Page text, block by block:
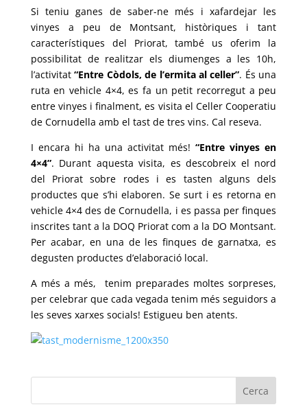
Si teniu ganes de saber-ne més i xafardejar les
vinyes a peu de Montsant, històriques i tant
característiques del Priorat, també us oferim la
possibilitat de realitzar els diumenges a les 10h,
l’activitat“Entre Còdols, de l’ermita al celler”. És una
ruta en vehicle 4×4, es fa un petit recorregut a peu
entre vinyes i finalment, es visita el Celler Cooperatiu
de Cornudella amb el tast de tres vins. Cal reseva.
I encara hi ha una activitat més!“Entre vinyes en
4×4”. Durant aquesta visita, es descobreix el nord
del Priorat sobre rodes i es tasten alguns dels
productes que s’hi elaboren. Se surt i es retorna en
vehicle 4×4 des de Cornudella, i es passa per finques
inscrites tant a la DOQ Priorat com a la DO Montsant.
Per acabar, en una de les finques de garnatxa, es
degusten productes d’elaboració local.
A més a més, tenim preparades moltes sorpreses,
per celebrar que cada vegada tenim més seguidors a
les seves xarxes socials! Estigueu ben atents.
Cerca